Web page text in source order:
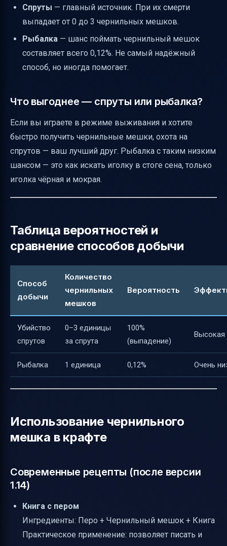
Спруты — главный источник. При их смерти
выпадает от 0 до 3 чернильных мешков.
Рыбалка — шанс поймать чернильный мешок
составляет всего 0,12%. Не самый надёжный
способ, но иногда помогает.
Что выгоднее — спруты или рыбалка?
Если вы играете в режиме выживания и хотите
быстро получить чернильные мешки, охота на
спрутов — ваш лучший друг. Рыбалка с таким низким
шансом — это как искать иголку в стоге сена, только
иголка чёрная и мокрая.
Таблица вероятностей и
сравнение способов добычи
Способ
добычи
Количество
чернильных
мешков
Вероятность
Убийство
спрутов
0–3 единицы
за спрута
100%
(выпадение)
Высокая
Рыбалка 1 единица 0,12% Очень
Использование чернильного
мешка в крафте
Современные рецепты (после версии
1.14)
Книга с пером
Ингредиенты: Перо + Чернильный мешок + Книга
Практическое применение: позволяет писать и